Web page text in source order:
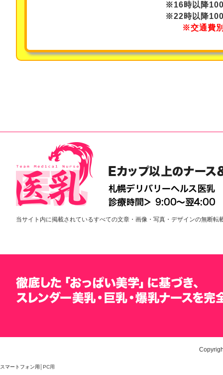
※16時以降
※22時以降
※交通費
当サイト内に掲載されているすべての文章・画像・写真・デザインの無断
スマートフォン用 │PC用